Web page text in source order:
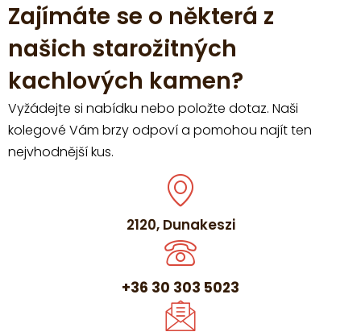
Zajímáte se o některá z
našich starožitných
kachlových kamen?
Vyžádejte si nabídku nebo položte dotaz. Naši
kolegové Vám brzy odpoví a pomohou najít ten
nejvhodnější kus.
2120, Dunakeszi
+36 30 303 5023